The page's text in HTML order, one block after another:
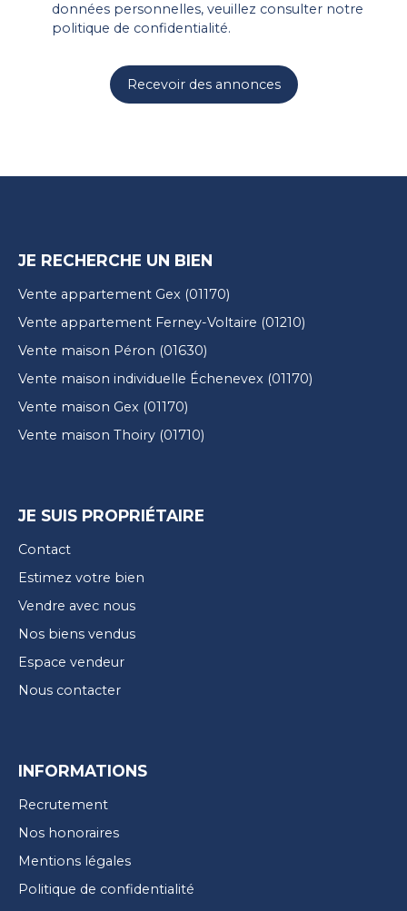
données personnelles, veuillez consulter notre
politique de confidentialité.
Recevoir des annonces
JE RECHERCHE UN BIEN
Vente appartement Gex (01170)
Vente appartement Ferney-Voltaire (01210)
Vente maison Péron (01630)
Vente maison individuelle Échenevex (01170)
Vente maison Gex (01170)
Vente maison Thoiry (01710)
JE SUIS PROPRIÉTAIRE
Contact
Estimez votre bien
Vendre avec nous
Nos biens vendus
Espace vendeur
Nous contacter
INFORMATIONS
Recrutement
Nos honoraires
Mentions légales
Politique de confidentialité